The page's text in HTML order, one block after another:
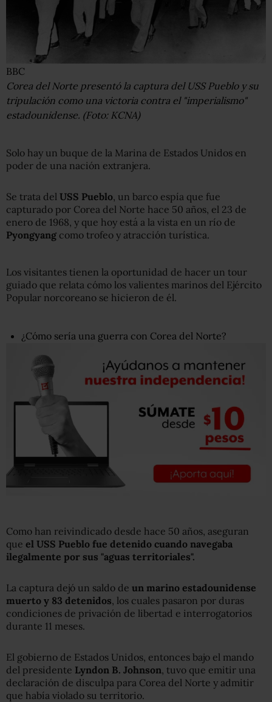
BBC
Corea del Norte presentó la captura del USS Pueblo y su
tripulación como una victoria contra el "imperialismo"
estadounidense. (Foto: KCNA)
Solo hay un buque de la Marina de Estados Unidos en
poder de una nación extranjera.
Se trata del USS Pueblo , un barco espía que fue
capturado por Corea del Norte hace 50 años, el 23 de
enero de 1968, y que hoy está a la vista en un río de
Pyongyang como trofeo y atracción turística.
Los visitantes tienen la oportunidad de hacer un tour
guiado que relata cómo los valientes marinos del Ejército
Popular norcoreano se hicieron de él.
¿Cómo sería una guerra con Corea del Norte?
Como han reivindicado desde hace 50 años, aseguran
que el USS Pueblo fue detenido cuando navegaba
ilegalmente por sus "aguas territoriales".
La captura dejó un saldo de un marino estadounidense
muerto y 83 detenidos , los cuales pasaron por duras
condiciones de privación de libertad e interrogatorios
durante 11 meses.
El gobierno de Estados Unidos, entonces bajo el mando
del presidente Lyndon B. Johnson , tuvo que emitir una
declaración de disculpa para Corea del Norte y admitir
que había violado su territorio.